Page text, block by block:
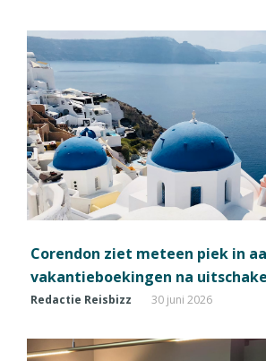
Corendon ziet meteen piek in
vakantieboekingen na
Redactie Reisbizz 30 juni 2026